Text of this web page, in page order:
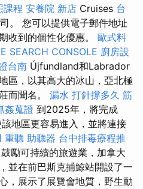
課程 安養院 新店 Cruises 台
。 您可以提供電子郵件地址
收到的個性化優惠。 歐式料
SEARCH CONSOLE 廚房設
台南 Újfundland和Labrador
區，以其高大的冰山，亞北極
而聞名。 漏水 打針撐多久 筋
姦蒐證 到2025年，將完成
地區更容易進入，並將連接
重聽 助聽器 台中排毒療程推
勵可持續的旅遊業，加拿大
並在前巴斯克捕鯨站開設了一
，展示了展覽會地質，野生動